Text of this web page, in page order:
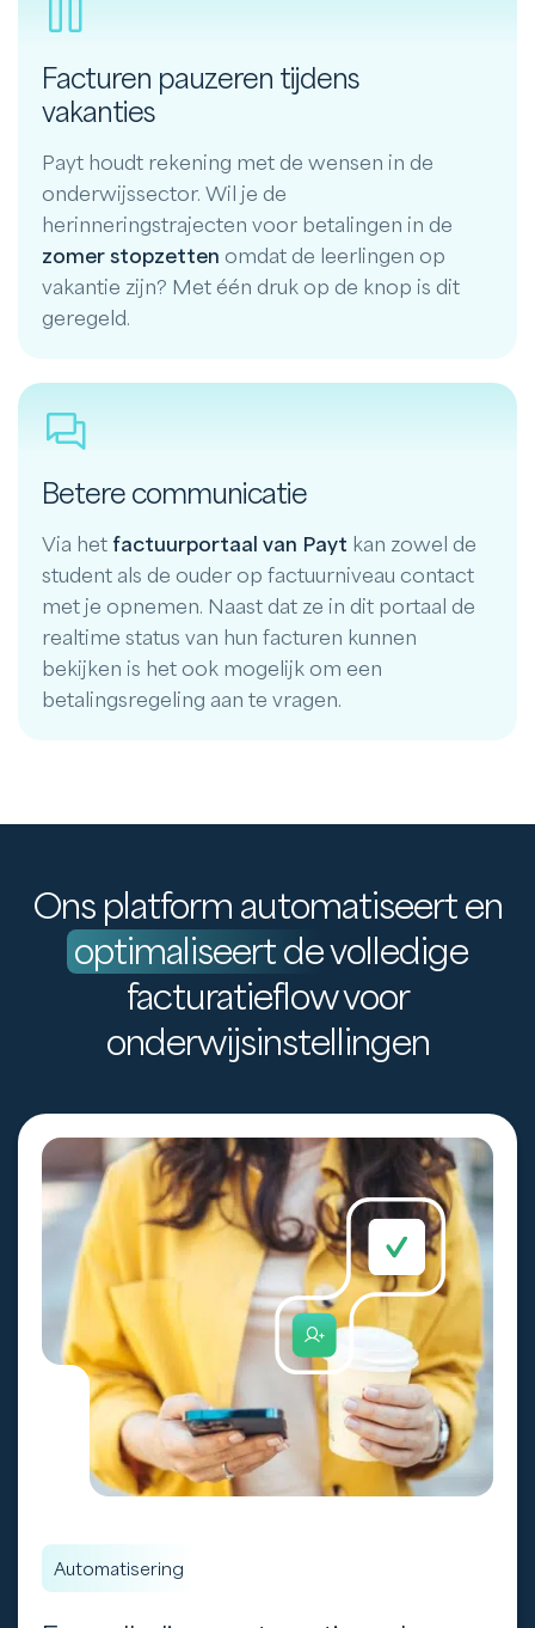
Facturen pauzeren tijdens
vakanties
Payt houdt rekening met de wensen in de
onderwijssector. Wil je de
herinneringstrajecten voor betalingen in de
zomer stopzetten omdat de leerlingen op
vakantie zijn? Met één druk op de knop is dit
geregeld.
Betere communicatie
Via het factuurportaal van Payt kan zowel de
student als de ouder op factuurniveau contact
met je opnemen. Naast dat ze in dit portaal de
realtime status van hun facturen kunnen
bekijken is het ook mogelijk om een
betalingsregeling aan te vragen.
Ons platform automatiseert en
optimaliseert devolledige
facturatieflow voor
onderwijsinstellingen
Automatisering